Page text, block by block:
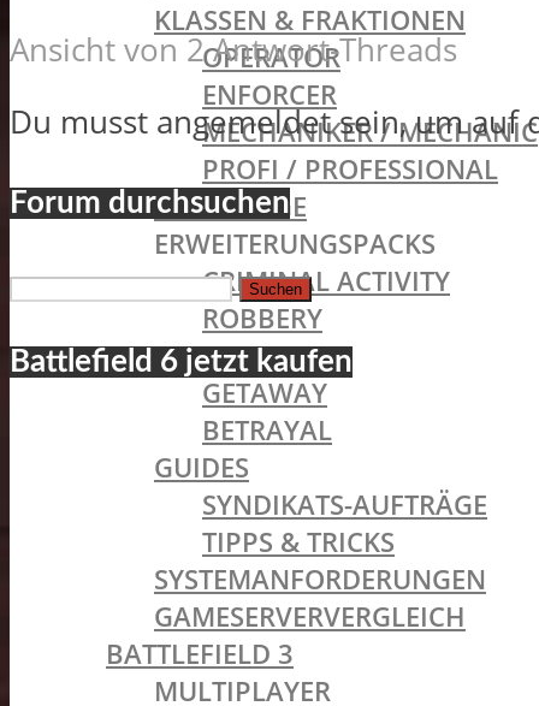
KLASSEN & FRAKTIONEN
OPERATOR
ENFORCER
MECHANIKER / MECHANIC
PROFI / PROFESSIONAL
FAHRZEUGE
ERWEITERUNGSPACKS
CRIMINAL ACTIVITY
ROBBERY
BLACKOUT
GETAWAY
BETRAYAL
GUIDES
SYNDIKATS-AUFTRÄGE
TIPPS & TRICKS
SYSTEMANFORDERUNGEN
GAMESERVERVERGLEICH
BATTLEFIELD 3
MULTIPLAYER
Ansicht von 2 Antwort-Threads
Du musst angemeldet sein, um auf
Forum durchsuchen
Suchen
Battlefield 6 jetzt kaufen